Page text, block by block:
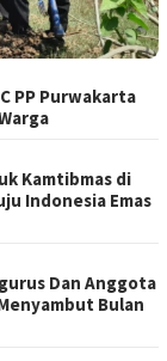
PP Purwakarta
Kamtibmas di
Indonesia Emas
Dan Anggota
Bulan